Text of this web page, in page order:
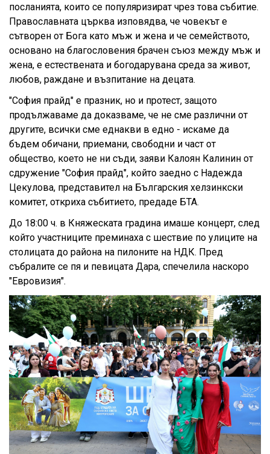
посланията, които се популяризират чрез това събитие.
Православната църква изповядва, че човекът е
сътворен от Бога като мъж и жена и че семейството,
основано на благословения брачен съюз между мъж и
жена, е естествената и богодарувана среда за живот,
любов, раждане и възпитание на децата.
"София прайд" е празник, но и протест, защото
продължаваме да доказваме, че не сме различни от
другите, всички сме еднакви в едно - искаме да
бъдем обичани, приемани, свободни и част от
общество, което не ни съди, заяви Калоян Калинин от
сдружение "София прайд", който заедно с Надежда
Цекулова, представител на Българския хелзинкски
комитет, откриха събитието, предаде БТА.
До 18:00 ч. в Княжеската градина имаше концерт, след
който участниците преминаха с шествие по улиците на
столицата до района на пилоните на НДК. Пред
събралите се пя и певицата Дара, спечелила наскоро
"Евровизия".